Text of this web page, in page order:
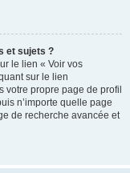
et sujets ?
le lien « Voir vos
sur le lien
votre propre page de profil
n’importe quelle page
de recherche avancée et